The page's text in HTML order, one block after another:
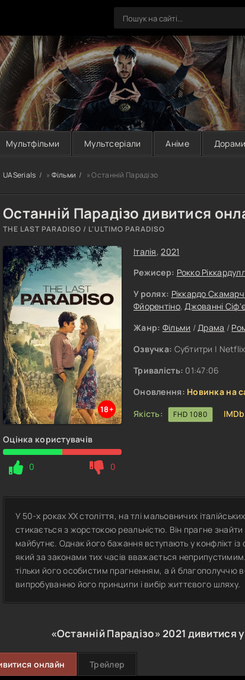
Мультфільми Мультсеріали Аніме Дорами
UASerials » Фільми » Останній Парадізо
Останній Парадізо дивитися
THE LAST PARADISO / L'ULTIMO PARADISO
18+
Оцінка користувачів
0 0
Італія,2021
Режисер: Рокко
У ролях: Ріккардо
Фйорентіно,Джованні
Жанр: Фільми /Драма /
Озвучка: Субтитри | Netflix
Тривалість: 01:47:06
Оновлення: Новинка на
Якість:
FHD 1080
У 50-х роках XX століття, на тлі мальовничих
стикається з жорстокою реальністю. Він прагне
майбутнє. Однак його бажання вступають у конфлікт
який за законами тих часів вважається
тільки його особистим прагненням, а й благополуччю
випробуванню його принципи і вибір життєвого шляху.
«Останній Парадізо»2021 дивитися
онлайн Трейлер